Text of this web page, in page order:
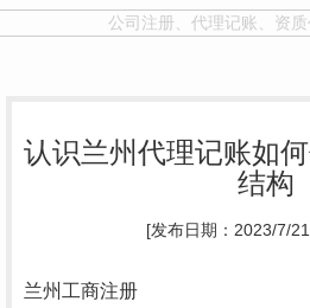
公司注册、代理记账、资
认识兰州代理记账如
结构
[发布日期：2023/7/
兰州工商注册